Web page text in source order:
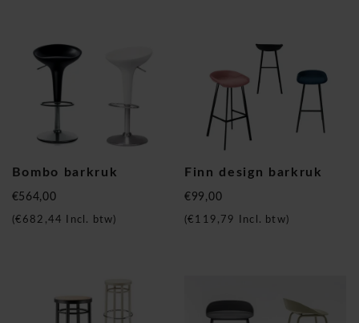
Bombo barkruk
€564,00
(€682,44 Incl. btw)
Finn design barkruk
€99,00
(€119,79 Incl. btw)